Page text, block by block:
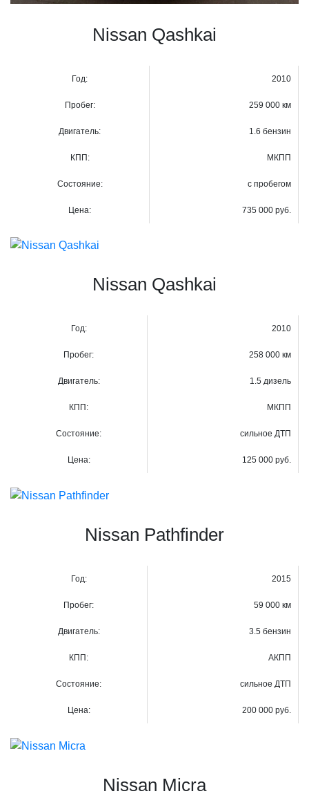
Nissan Qashkai
Год: 2010
Пробег: 259 000 км
Двигатель: 1.6 бензин
КПП: МКПП
Состояние: с пробегом
Цена: 735 000 руб.
Nissan Qashkai
Год: 2010
Пробег: 258 000 км
Двигатель: 1.5 дизель
КПП: МКПП
Состояние: сильное ДТП
Цена: 125 000 руб.
Nissan Pathfinder
Год: 2015
Пробег: 59 000 км
Двигатель: 3.5 бензин
КПП: АКПП
Состояние: сильное ДТП
Цена: 200 000 руб.
Nissan Micra